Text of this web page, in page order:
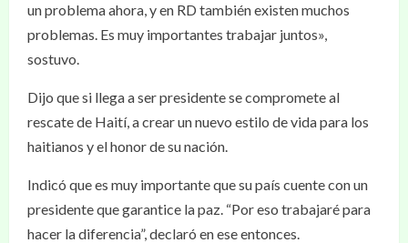
un problema ahora, y en RD también existen muchos
problemas. Es muy importantes trabajar juntos»,
sostuvo.
Dijo que si llega a ser presidente se compromete al
rescate de Haití, a crear un nuevo estilo de vida para los
haitianos y el honor de su nación.
Indicó que es muy importante que su país cuente con un
presidente que garantice la paz. “Por eso trabajaré para
hacer la diferencia”, declaró en ese entonces.